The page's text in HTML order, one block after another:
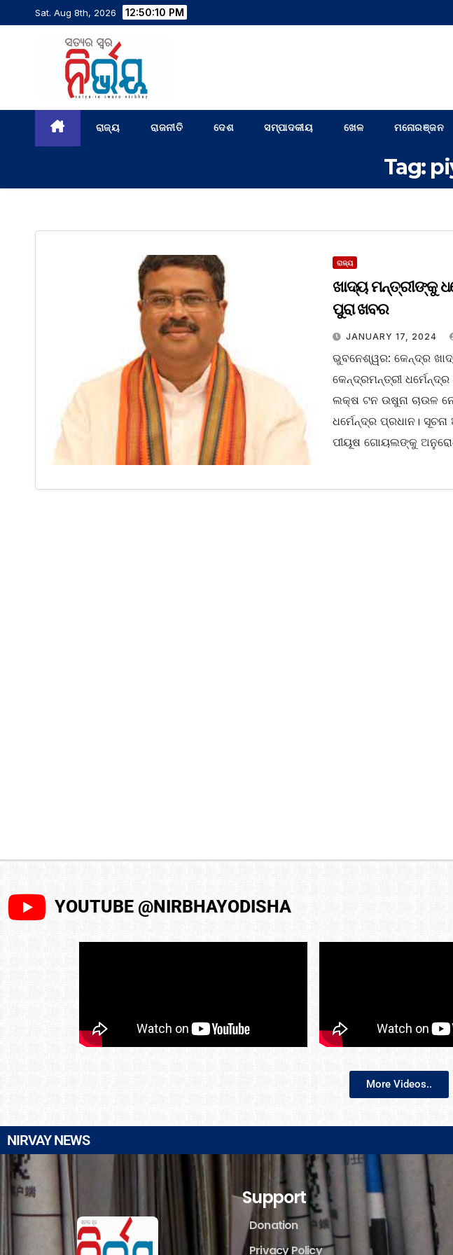
Sat. Aug 8th, 2026 12:50:11 PM
ରାଜ୍ୟ ରାଜନୀତି ଦେଶ ସମ୍ପାଦକୀୟ ଖେଳ ମନୋରଞ୍ଜନ
Tag:
ରାଜ୍ୟ
ଖାଦ୍ୟ ମନ୍ତ୍ରୀଙ୍କୁ
ପୁରା ଖବର
JANUARY 17, 2024
ଭୁବନେଶ୍ୱର: କେନ୍ଦ୍ର
କେନ୍ଦ୍ରମନ୍ତ୍ରୀ
ଲକ୍ଷ ଟନ ଉଷୁନା ଚାଉଳ
ଧର୍ମେନ୍ଦ୍ର ପ୍ରଧାନ।
ପୀୟୂଷ ଗୋୟଲଙ୍କୁ
YOUTUBE @NIRBHAYODISHA
More Videos..
NIRVAY NEWS
Support
Donation
Privacy Policy